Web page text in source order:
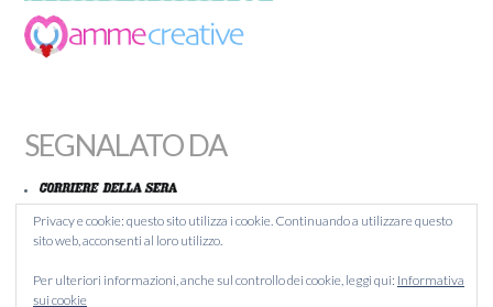
SEGNALATO DA
Privacy e cookie: questo sito utilizza i cookie. Continuando a utilizzare questo
sito web, acconsenti al loro utilizzo.
Per ulteriori informazioni, anche sul controllo dei cookie, leggi qui: Informativa
sui cookie